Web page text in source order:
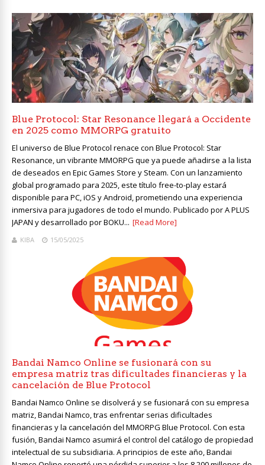
Blue Protocol: Star Resonance llegará a Occidente
en 2025 como MMORPG gratuito
El universo de Blue Protocol renace con Blue Protocol: Star
Resonance, un vibrante MMORPG que ya puede añadirse a la lista
de deseados en Epic Games Store y Steam. Con un lanzamiento
global programado para 2025, este título free-to-play estará
disponible para PC, iOS y Android, prometiendo una experiencia
inmersiva para jugadores de todo el mundo. Publicado por A PLUS
JAPAN y desarrollado por BOKU... [Read More]
KIBA 15/05/2025
Bandai Namco Online se fusionará con su
empresa matriz tras dificultades financieras y la
cancelación de Blue Protocol
Bandai Namco Online se disolverá y se fusionará con su empresa
matriz, Bandai Namco, tras enfrentar serias dificultades
financieras y la cancelación del MMORPG Blue Protocol. Con esta
fusión, Bandai Namco asumirá el control del catálogo de propiedad
intelectual de su subsidiaria. A principios de este año, Bandai